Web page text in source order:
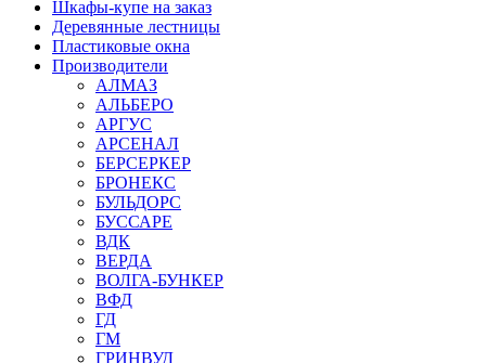
Шкафы-купе на заказ
Деревянные лестницы
Пластиковые окна
Производители
АЛМАЗ
АЛЬБЕРО
АРГУС
АРСЕНАЛ
БЕРСЕРКЕР
БРОНЕКС
БУЛЬДОРС
БУССАРЕ
ВДК
ВЕРДА
ВОЛГА-БУНКЕР
ВФД
ГД
ГМ
ГРИНВУД